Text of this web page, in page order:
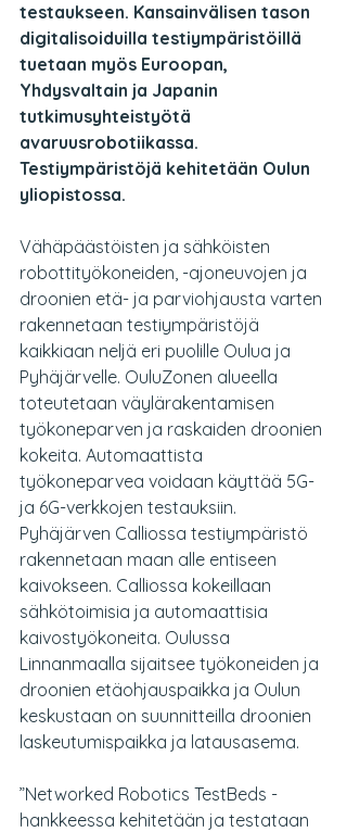
testaukseen. Kansainvälisen tason
digitalisoiduilla testiympäristöillä
tuetaan myös Euroopan,
Yhdysvaltain ja Japanin
tutkimusyhteistyötä
avaruusrobotiikassa.
Testiympäristöjä kehitetään Oulun
yliopistossa.
Vähäpäästöisten ja sähköisten
robottityökoneiden, -ajoneuvojen ja
droonien etä- ja parviohjausta varten
rakennetaan testiympäristöjä
kaikkiaan neljä eri puolille Oulua ja
Pyhäjärvelle. OuluZonen alueella
toteutetaan väylärakentamisen
työkoneparven ja raskaiden droonien
kokeita. Automaattista
työkoneparvea voidaan käyttää 5G-
ja 6G-verkkojen testauksiin.
Pyhäjärven Calliossa testiympäristö
rakennetaan maan alle entiseen
kaivokseen. Calliossa kokeillaan
sähkötoimisia ja automaattisia
kaivostyökoneita. Oulussa
Linnanmaalla sijaitsee työkoneiden ja
droonien etäohjauspaikka ja Oulun
keskustaan on suunnitteilla droonien
laskeutumispaikka ja latausasema.
”Networked Robotics TestBeds -
hankkeessa kehitetään ja testataan